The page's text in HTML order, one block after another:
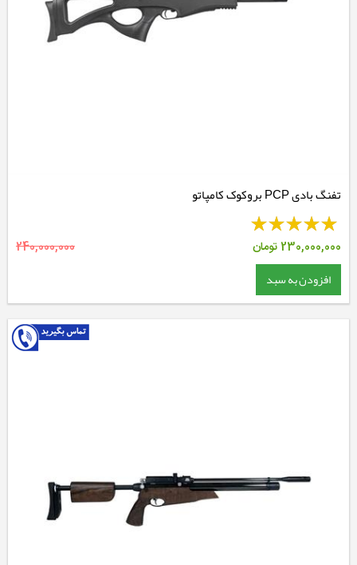
تفنگ بادی PCP بروکوک کامپاتو
230,000,000تومان 240,000,000
افزودن به سبد